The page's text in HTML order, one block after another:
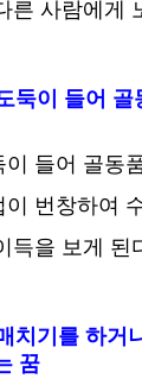
른 사람에게
둑이 들어
들어 골동
이 번창하여
득을 보게 된
치기를 하거
꿈